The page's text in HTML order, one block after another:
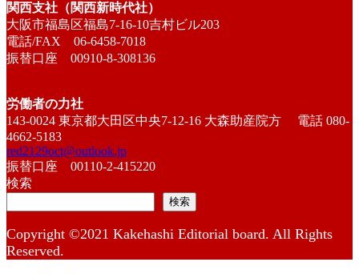
関西支社（関西新時代社）
大阪市福島区福島7-16-10吉村ビル203
電話/FAX 06-6458-7018
振替口座 00910-8-308136
労働者の力社
143-0024 東京都大田区中央7-12-16 大森助産院方 電話 080-
4662-5183
red2129oct@outlook.jp
振替口座 00110-2-415220
検索
検索
Copyright ©2021 Kakehashi Editorial board. All Rights
Reserved.